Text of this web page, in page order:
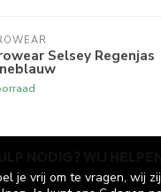
Selsey Regenjas
je vrij om te vragen, wij